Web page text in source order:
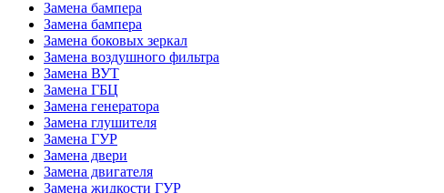
Замена бампера
Замена бампера
Замена боковых зеркал
Замена воздушного фильтра
Замена ВУТ
Замена ГБЦ
Замена генератора
Замена глушителя
Замена ГУР
Замена двери
Замена двигателя
Замена жидкости ГУР